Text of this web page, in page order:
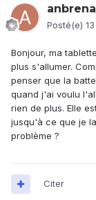
Posté(e)
Bonjour, ma
plus s'allumer.
penser que la
quand j'ai voulu
rien de plus. Elle
jusqu'à ce que je
problème ?
Citer